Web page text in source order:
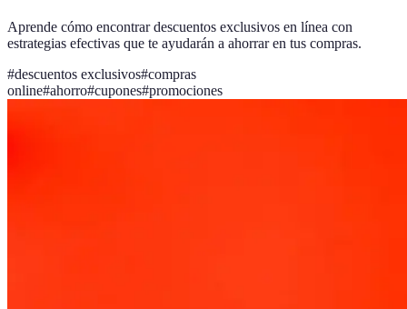
Aprende cómo encontrar descuentos exclusivos en línea con
estrategias efectivas que te ayudarán a ahorrar en tus compras.
#descuentos exclusivos#compras
online#ahorro#cupones#promociones